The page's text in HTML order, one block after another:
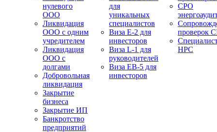
нулевого
ООО
Ликвидация
ООО с одним
учредителем
Ликвидация
ООО с
долгами
Добровольная
ликвидация
Закрытие
бизнеса
Закрытие ИП
Банкротство
предприятий
для
уникальных
специалистов
Виза E-2 для
инвесторов
Виза L-1 для
руководителей
Виза EB-5 для
инвесторов
СРО
проверок
НРС